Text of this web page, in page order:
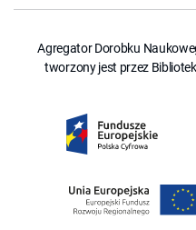
Agregator Dorobku
tworzony jest przez